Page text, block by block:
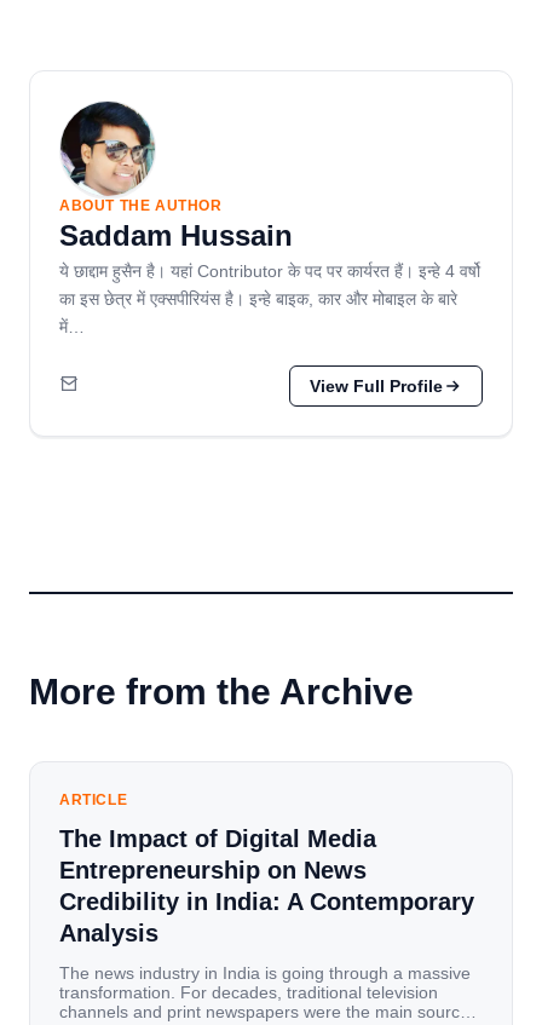
ABOUT THE AUTHOR
Saddam Hussain
ये छाद्दाम हुसैन है। यहां Contributor के पद पर कार्यरत हैं। इन्हे 4 वर्षो
का इस छेत्र में एक्सपीरियंस है। इन्हे बाइक, कार और मोबाइल के बारे
में…
View Full Profile
More from the Archive
ARTICLE
The Impact of Digital Media
Entrepreneurship on News
Credibility in India: A Contemporary
Analysis
The news industry in India is going through a massive
transformation. For decades, traditional television
channels and print newspapers were the main sources